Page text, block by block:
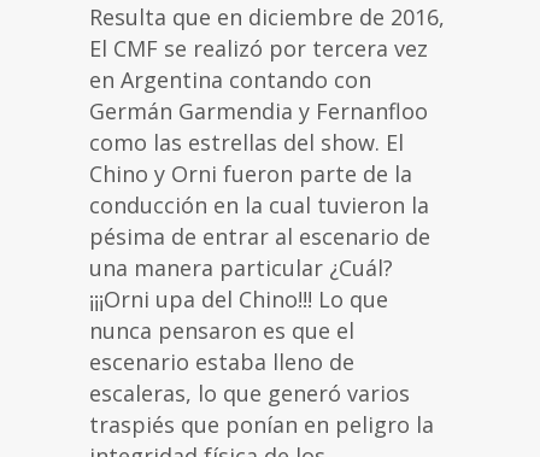
Resulta que en diciembre de 2016,
El CMF se realizó por tercera vez
en Argentina contando con
Germán Garmendia y Fernanfloo
como las estrellas del show. El
Chino y Orni fueron parte de la
conducción en la cual tuvieron la
pésima de entrar al escenario de
una manera particular ¿Cuál?
¡¡¡Orni upa del Chino!!! Lo que
nunca pensaron es que el
escenario estaba lleno de
escaleras, lo que generó varios
traspiés que ponían en peligro la